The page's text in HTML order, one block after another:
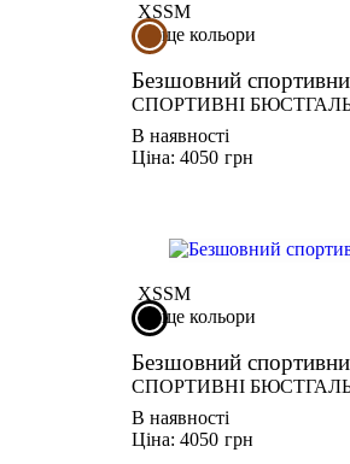
XSSM
ще кольори
Безшовний
СПОРТИВНІ
В наявності
грн
Ціна: 4050
XSSM
ще кольори
Безшовний
СПОРТИВНІ
В наявності
грн
Ціна: 4050